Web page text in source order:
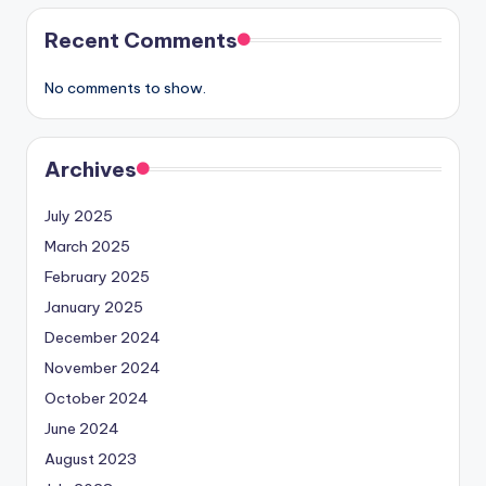
Recent Comments
No comments to show.
Archives
July 2025
March 2025
February 2025
January 2025
December 2024
November 2024
October 2024
June 2024
August 2023